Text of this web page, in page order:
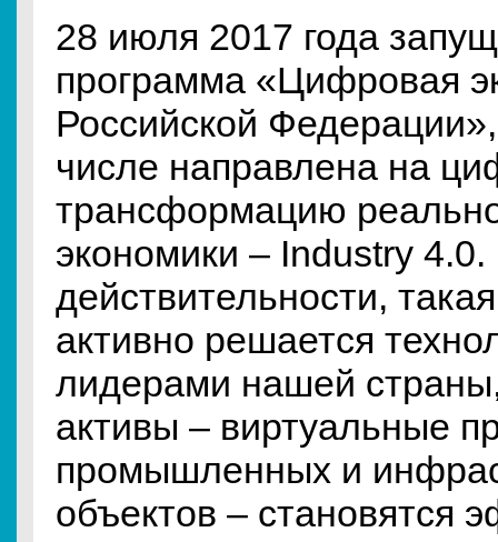
28 июля 2017 года
программа «Цифровая
Российской
числе направлена на
трансформацию
экономики – Industry
действительности,
активно решается
лидерами нашей
активы – виртуальные
промышленных и
объектов – становятся